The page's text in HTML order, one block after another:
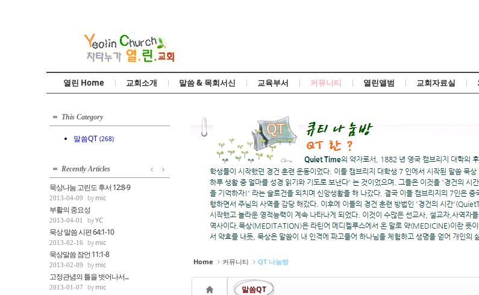
열린 Home 교회소개 말씀 & 목회서신 교육부서 커뮤니티 열린앨범 교회자료실
Home 커뮤니티 QT 나눔방
말씀QT
This Category
말씀QT (268)
Recently Articles
묵상나눔 고린도 후서 12:8-9
2013-04-09 mic
부활의 중요성
2013-04-01 YC
묵상 말씀 시편 64:1-10
2013-02-16 mic
묵상말씀 잠언 11:1-8
2013-02-09 mic
고정관념의 틀을 벗어나서...
2013-01-07 mic
Sketchbook5, 스케치북5
Sketchbook5, 스케치북5